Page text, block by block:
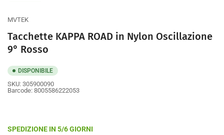
MVTEK
Tacchette KAPPA ROAD in Nylon Oscillazione
9° Rosso
DISPONIBILE
SKU: 305900090
Barcode: 8005586222053
SPEDIZIONE IN 5/6 GIORNI